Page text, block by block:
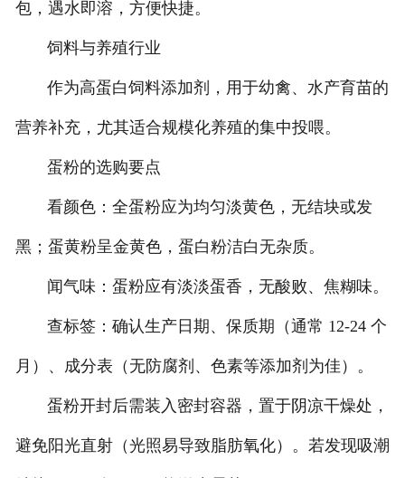
包，遇水即溶，方便快捷。
饲料与养殖行业
作为高蛋白饲料添加剂，用于幼禽、水产育苗的
营养补充，尤其适合规模化养殖的集中投喂。
蛋粉的选购要点
看颜色：全蛋粉应为均匀淡黄色，无结块或发
黑；蛋黄粉呈金黄色，蛋白粉洁白无杂质。
闻气味：蛋粉应有淡淡蛋香，无酸败、焦糊味。
查标签：确认生产日期、保质期（通常 12-24 个
月）、成分表（无防腐剂、色素等添加剂为佳）。
蛋粉开封后需装入密封容器，置于阴凉干燥处，
避免阳光直射（光照易导致脂肪氧化）。若发现吸潮